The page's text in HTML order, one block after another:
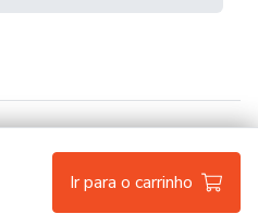
Ir para o carrinho